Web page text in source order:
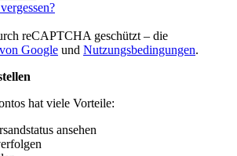
reCAPTCHA geschützt – die
Google und Nutzungsbedingungen.
hat viele Vorteile:
ansehen